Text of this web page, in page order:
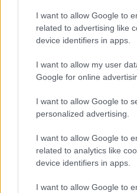
I want to allow Google to
related to advertising like
device identifiers in apps.
I want to allow my user
Google for online
I want to allow Google to
personalized advertising.
I want to allow Google to
related to analytics like
device identifiers in apps.
I want to allow Google to
Egyetem
évre